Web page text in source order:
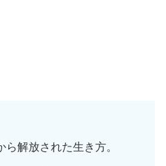
解放された生き方。